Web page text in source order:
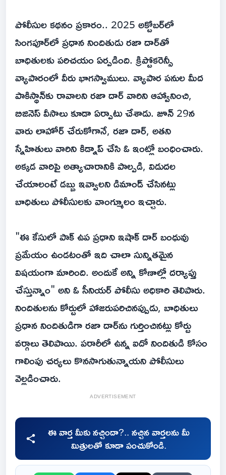
పోలీసుల కథనం ప్రకారం.. 2025 అక్టోబర్‌లో
సింగపూర్‌లో ప్రధాన నిందితుడు రజా దార్‌తో
బాధితులకు పరిచయం ఏర్పడింది. క్రిప్టోకరెన్సీ
వ్యాపారంలో వీరు భాగస్వాములు. వ్యాపార పనుల మీద
పాకిస్థాన్‌కు రావాలని రజా దార్ వారిని ఆహ్వానించి,
బిజినెస్ వీసాలు కూడా ఏర్పాటు చేశాడు. జూన్ 29న
వారు లాహోర్ చేరుకోగానే, రజా దార్, అతని
స్నేహితులు వారిని కిడ్నాప్ చేసి ఓ ఇంట్లో బంధించారు.
అక్కడ వారిపై అత్యాచారానికి పాల్పడి, విడుదల
చేయాలంటే డబ్బు ఇవ్వాలని డిమాండ్ చేసినట్లు
బాధితులు పోలీసులకు వాంగ్మూలం ఇచ్చారు.
"ఈ కేసులో పాక్ ఉప ప్రధాని ఇషాక్ దార్ బంధువు
ప్రమేయం ఉండటంతో ఇది చాలా సున్నితమైన
విషయంగా మారింది. అందుకే అన్ని కోణాల్లో దర్యాప్తు
చేస్తున్నాం" అని ఓ సీనియర్ పోలీసు అధికారి తెలిపారు.
నిందితులను కోర్టులో హాజరుపరిచినప్పుడు, బాధితులు
ప్రధాన నిందితుడిగా రజా దార్‌ను గుర్తించినట్లు కోర్టు
వర్గాలు తెలిపాయి. పరారీలో ఉన్న ఐదో నిందితుడి కోసం
గాలింపు చర్యలు కొనసాగుతున్నాయని పోలీసులు
వెల్లడించారు.
ADVERTISEMENT
ఈ వార్త మీకు నచ్చిందా?.. నచ్చిన వార్తలను మీ
మిత్రులతో కూడా పంచుకోండి.